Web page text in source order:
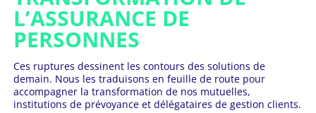
L’ASSURANCE DE
PERSONNES
Ces ruptures dessinent les contours des solutions de
demain. Nous les traduisons en feuille de route pour
accompagner la transformation de nos mutuelles,
institutions de prévoyance et délégataires de gestion clients.